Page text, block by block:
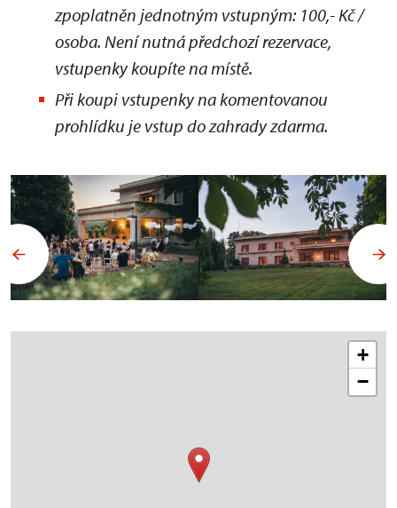
zpoplatněn jednotným vstupným: 100,- Kč /
osoba. Není nutná předchozí rezervace,
vstupenky koupíte na místě.
Při koupi vstupenky na komentovanou
prohlídku je vstup do zahrady zdarma.
+
−